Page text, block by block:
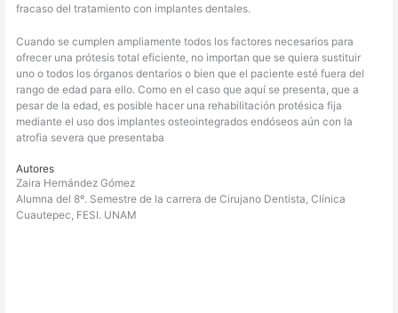
fracaso del tratamiento con implantes dentales.
Cuando se cumplen ampliamente todos los factores necesarios para
ofrecer una prótesis total eficiente, no importan que se quiera sustituir
uno o todos los órganos dentarios o bien que el paciente esté fuera del
rango de edad para ello. Como en el caso que aquí se presenta, que a
pesar de la edad, es posible hacer una rehabilitación protésica fija
mediante el uso dos implantes osteointegrados endóseos aún con la
atrofia severa que presentaba
Autores
Zaira Hernández Gómez
Alumna del 8º. Semestre de la carrera de Cirujano Dentista, Clínica
Cuautepec, FESI. UNAM